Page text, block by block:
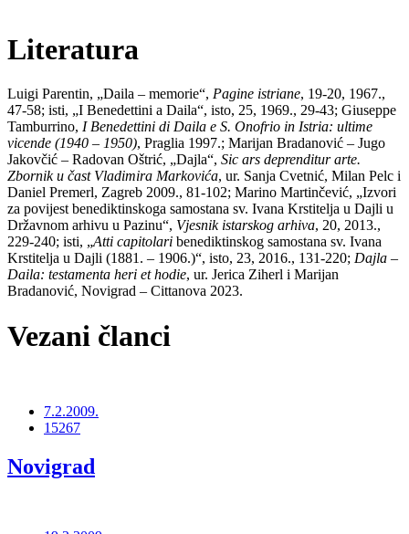
Literatura
Luigi Parentin, „Daila – memorie“, Pagine istriane, 19-20, 1967.,
47-58; isti, „I Benedettini a Daila“, isto, 25, 1969., 29-43; Giuseppe
Tamburrino, I Benedettini di Daila e S. Onofrio in Istria: ultime
vicende (1940 – 1950), Praglia 1997.; Marijan Bradanović – Jugo
Jakovčić – Radovan Oštrić, „Dajla“, Sic ars deprenditur arte.
Zbornik u čast Vladimira Markovića, ur. Sanja Cvetnić, Milan Pelc i
Daniel Premerl, Zagreb 2009., 81-102; Marino Martinčević, „Izvori
za povijest benediktinskoga samostana sv. Ivana Krstitelja u Dajli u
Državnom arhivu u Pazinu“, Vjesnik istarskog arhiva, 20, 2013.,
229-240; isti, „Atti capitolari benediktinskog samostana sv. Ivana
Krstitelja u Dajli (1881. – 1906.)“, isto, 23, 2016., 131-220; Dajla –
Daila: testamenta heri et hodie, ur. Jerica Ziherl i Marijan
Bradanović, Novigrad – Cittanova 2023.
Vezani članci
7.2.2009.
15267
Novigrad